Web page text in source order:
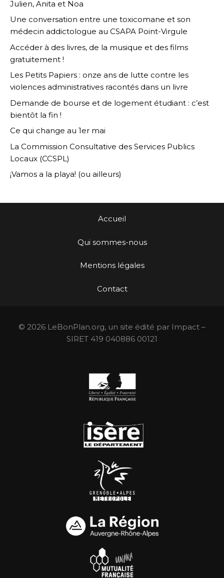
Julien, Anita et Noa
Une conversation entre une toxicomane et son
médecin addictologue au CSAPA Point-Virgule
Accéder à des livres, de la musique et des films
gratuitement !
Les Petits Papiers : onze ans de lutte contre les
violences administratives racontés dans un livre
Demande de bourse et de logement étudiant : c’est
bientôt la fin !
Ce qui change au 1er mai
La Commission Consultative des Services Publics
Locaux (CCSPL)
¡Vamos a la playa! (ou ailleurs)
Accueil
Qui sommes-nous
Mentions légales
Contact
© 2026 LeBonPlan.org, un site édité par Impact –
SIRET 419 040886 00121